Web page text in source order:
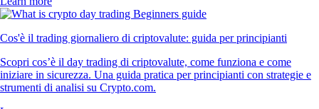
Cos'è il trading giornaliero di criptovalute: guida per principianti
Scopri cos’è il day trading di criptovalute, come funziona e come
iniziare in sicurezza. Una guida pratica per principianti con strategie e
strumenti di analisi su Crypto.com.